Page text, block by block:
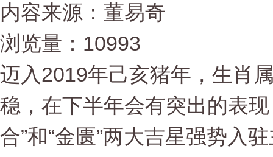
内容来源：董易奇
浏览量：10993
迈入2019年己亥猪年，生肖
稳，在下半年会有突出的表
合”和“金匮”两大吉星强势入